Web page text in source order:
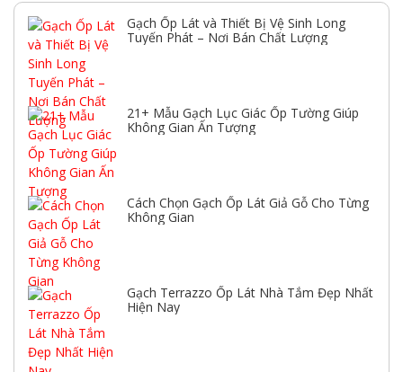
Gạch Ốp Lát và Thiết Bị Vệ Sinh Long
Tuyến Phát – Nơi Bán Chất Lượng
21+ Mẫu Gạch Lục Giác Ốp Tường Giúp
Không Gian Ấn Tượng
Cách Chọn Gạch Ốp Lát Giả Gỗ Cho Từng
Không Gian
Gạch Terrazzo Ốp Lát Nhà Tắm Đẹp Nhất
Hiện Nay